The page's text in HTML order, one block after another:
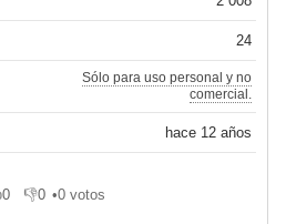
24
Sólo para uso personal y no
comercial.
hace 12 años
0gusta
👎0
No me gusta
•0 votos